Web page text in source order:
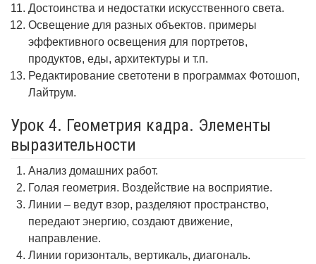
Достоинства и недостатки искусственного света.
Освещение для разных объектов. примеры
эффективного освещения для портретов,
продуктов, еды, архитектуры и т.п.
Редактирование светотени в программах Фотошоп,
Лайтрум.
Урок 4. Геометрия кадра. Элементы
выразительности
Анализ домашних работ.
Голая геометрия. Воздействие на восприятие.
Линии – ведут взор, разделяют пространство,
передают энергию, создают движение,
направление.
Линии горизонталь, вертикаль, диагональ.